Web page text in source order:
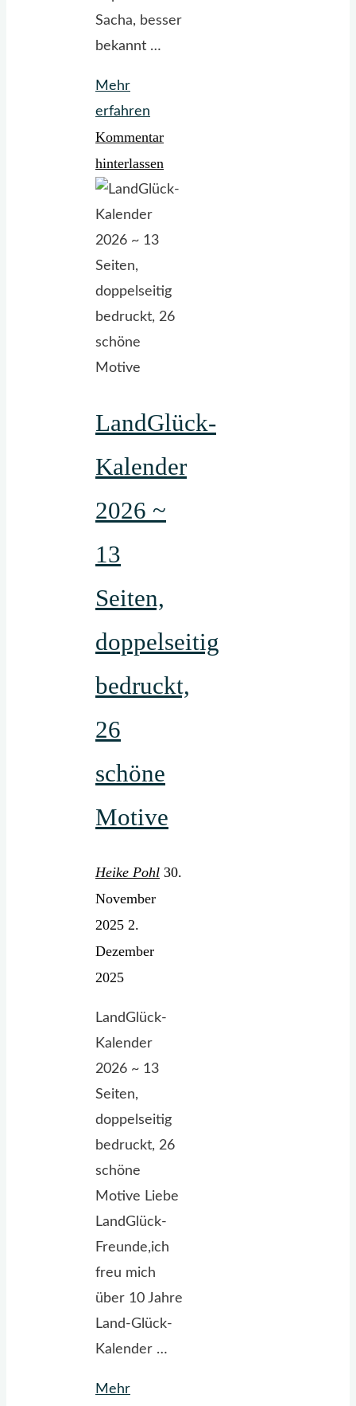
Sacha, besser
bekannt …
Mehr
erfahren
vom
Kältepohl"
Kommentar
hinterlassen
LandGlück-
Kalender
2026 ~
13
Seiten,
doppelseitig
bedruckt,
26
schöne
Motive
Heike Pohl 30.
November
2025 2.
Dezember
2025
LandGlück-
Kalender
2026 ~ 13
Seiten,
doppelseitig
bedruckt, 26
schöne
Motive Liebe
LandGlück-
Freunde,ich
freu mich
über 10 Jahre
Land-Glück-
Kalender …
Mehr